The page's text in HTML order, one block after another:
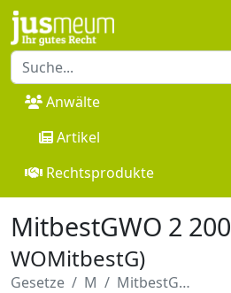
Anwälte
Artikel
Rechtsprodukte
MitbestGWO 2
WOMitbestG)
Gesetze M MitbestGWO 2 2002